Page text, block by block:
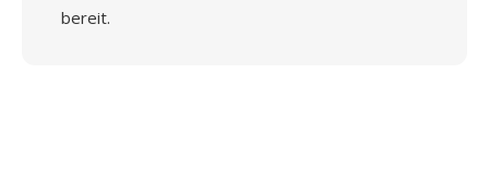
bereit.